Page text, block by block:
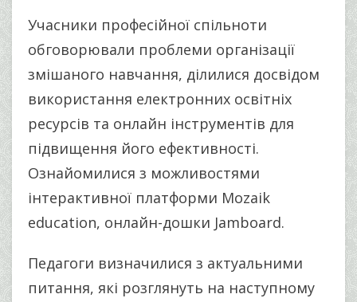
Учасники професійної спільноти
обговорювали проблеми організації
змішаного навчання, ділилися досвідом
використання електронних освітніх
ресурсів та онлайн інструментів для
підвищення його ефективності.
Ознайомилися з можливостями
інтерактивної платформи Mozaik
education, онлайн-дошки Jamboard.
Педагоги визначилися з актуальними
питання, які розглянуть на наступному